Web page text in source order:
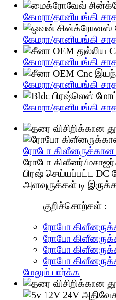
கேமரா/தானியங்கி
கேமரா/தானியங்கி
கேமரா/தானியங்கி
கேமரா/தானியங்கி
கேமரா/தானியங்கி
ரோபோ கிளீனருக்கான
ரோபோ கிளீனர்/
பிரஷ் செய்யப்பட்ட DC
அளவுருக்கள் டி இருக்க
குறிச்சொற்கள் :
ரோபோ
ரோபோ
ரோபோ
ரோபோ
மேலும் பார்க்க